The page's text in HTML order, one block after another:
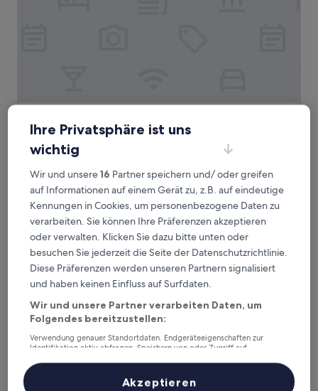
3.0-
Sterne-
Unterkunft
1,8 km von Station East Falls Church entfernt
9.2
10,
Wunderbar,
(433
Bewertungen)
9,2/10 Wunderbar (433 Bewertungen)
Der
Preis
beträgt
175 €
inkl. Steuern & Gebühren
13. Aug.–14. Aug.
Hampton Inn & Suites Falls Church
Ihre Privatsphäre ist uns
wichtig
Wir und unsere16 Partner speichern und/ oder greifen
auf Informationen auf einem Gerät zu, z.B. auf eindeutige
Kennungen in Cookies, um personenbezogene Daten zu
verarbeiten. Sie können Ihre Präferenzen akzeptieren
oder verwalten. Klicken Sie dazu bitte unten oder
besuchen Sie jederzeit die Seite der Datenschutzrichtlinie.
Diese Präferenzen werden unseren Partnern signalisiert
und haben keinen Einfluss auf Surfdaten.
Wir und unsere Partner verarbeiten Daten, um
Folgendes bereitzustellen:
Verwendung genauer Standortdaten. Endgeräteeigenschaften zur
Identifikation aktiv abfragen. Speichern von oder Zugriff auf
Inhalte, Messung von Werbeleistung und der Performance von Inhalten,
Zielgruppenforschung sowie Entwicklung und Verbesserung von
Akzeptieren